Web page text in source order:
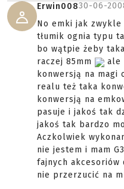
Erwin00830-06-
No emki jak zwykle
tłumik ognia typu
bo wątpie żeby
raczej 85mm
ale
konwersją na magi
realu też taka
konwersją na
pasuje i jakoś tak
jakoś tak bardzo
Aczkolwiek
nie jestem i mam
fajnych akcesoriów
nie przerzucić na